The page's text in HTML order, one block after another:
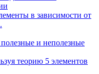
в зависимости от
и неполезные
теорию 5 элементов